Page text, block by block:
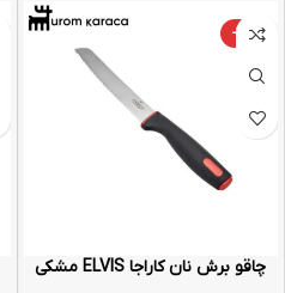
-30%
چاقو برش نان کاراجا ELVIS مشکی